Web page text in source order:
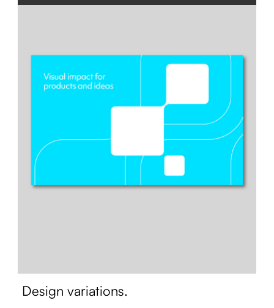
Design variations.